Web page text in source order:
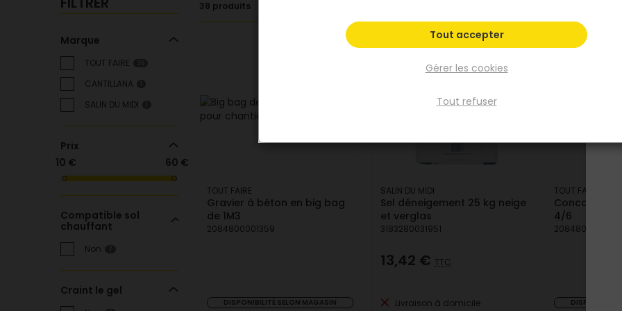
Marque
TOUT FAIRE
CANTILLANA
SALIN DU MIDI
Prix
10 €
60 €
Compatible sol
chauffant
Non
Craint le gel
38 produits
TOUT FAIRE
Gravier à béton en big bag
de 1M3
2084800001359
DISPONIBILITÉ SELON MAGASIN
SALIN DU MIDI
Sel déneigement 25 kg neige
et verglas
3183280031951
13,42 € TTC
Livraison à domicile
TOUT FAIRE
Concassé
4/6
2084800009058
Gérer les cookies
Tout refuser
Tout accepter